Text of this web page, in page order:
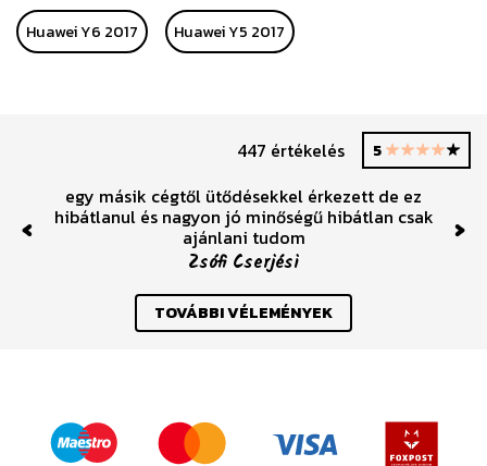
Huawei Y6 2017 Huawei Y5 2017
447 értékelés 5
egy másik cégtől ütődésekkel érkezett de ez
hibátlanul és nagyon jó minőségű hibátlan csak
ajánlani tudom
Zsófi Cserjési
Previous
TOVÁBBI VÉLEMÉNYEK